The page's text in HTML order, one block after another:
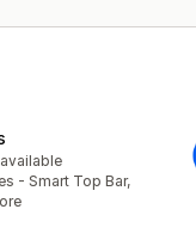
- Smart Top Bar,